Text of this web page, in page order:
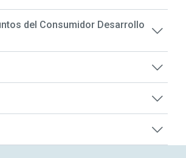
del Consumidor Desarrollo